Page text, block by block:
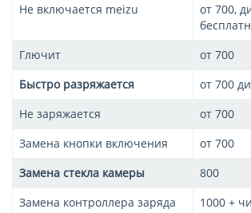
Не включается meizu
от 700,
Глючит
от 700
Быстро разряжается
от 700
Не заряжается
от 700
Замена кнопки включения
от 700
Замена стекла камеры
800
Замена контроллера заряда
1000 +